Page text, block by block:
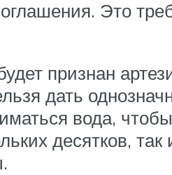
Это
признан
дать
вода,
десятков,